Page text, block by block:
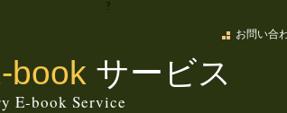
?
お問い合
book サービス
E-book Service